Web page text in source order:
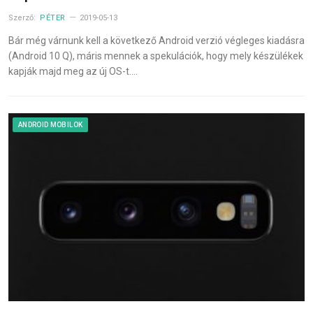
Szerző: PÉTER 2019-05-13
Bár még várnunk kell a következő Android verzió végleges kiadásra
(Android 10 Q), máris mennek a spekulációk, hogy mely készülékek
kapják majd meg az új OS-t.…
ANDROID MOBILOK